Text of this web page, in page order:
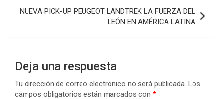
NUEVA PICK-UP PEUGEOT LANDTREK LA FUERZA DEL
LEÓN EN AMÉRICA LATINA
Deja una respuesta
Tu dirección de correo electrónico no será publicada. Los
campos obligatorios están marcados con *